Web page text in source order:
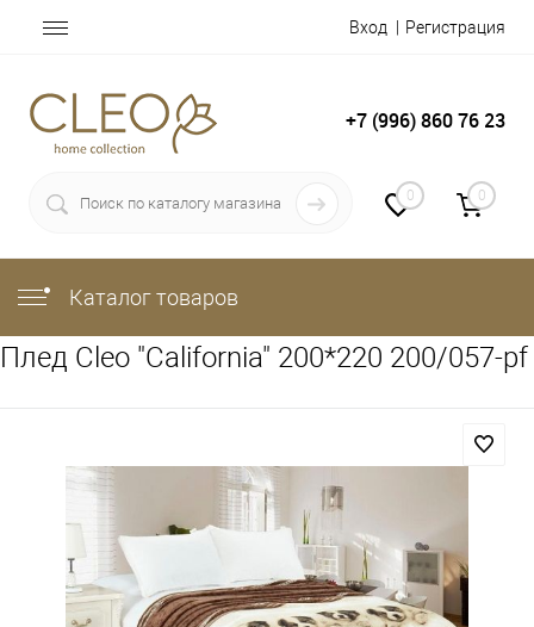
Вход Регистрация
+7 (996) 860 76 23
0 0
Каталог товаров
Плед Cleo "California" 200*220 200/057-pf